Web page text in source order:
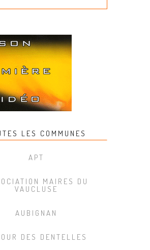
LES COMMUNES
APT
MAIRES DU
VAUCLUSE
AUBIGNAN
DES DENTELLES